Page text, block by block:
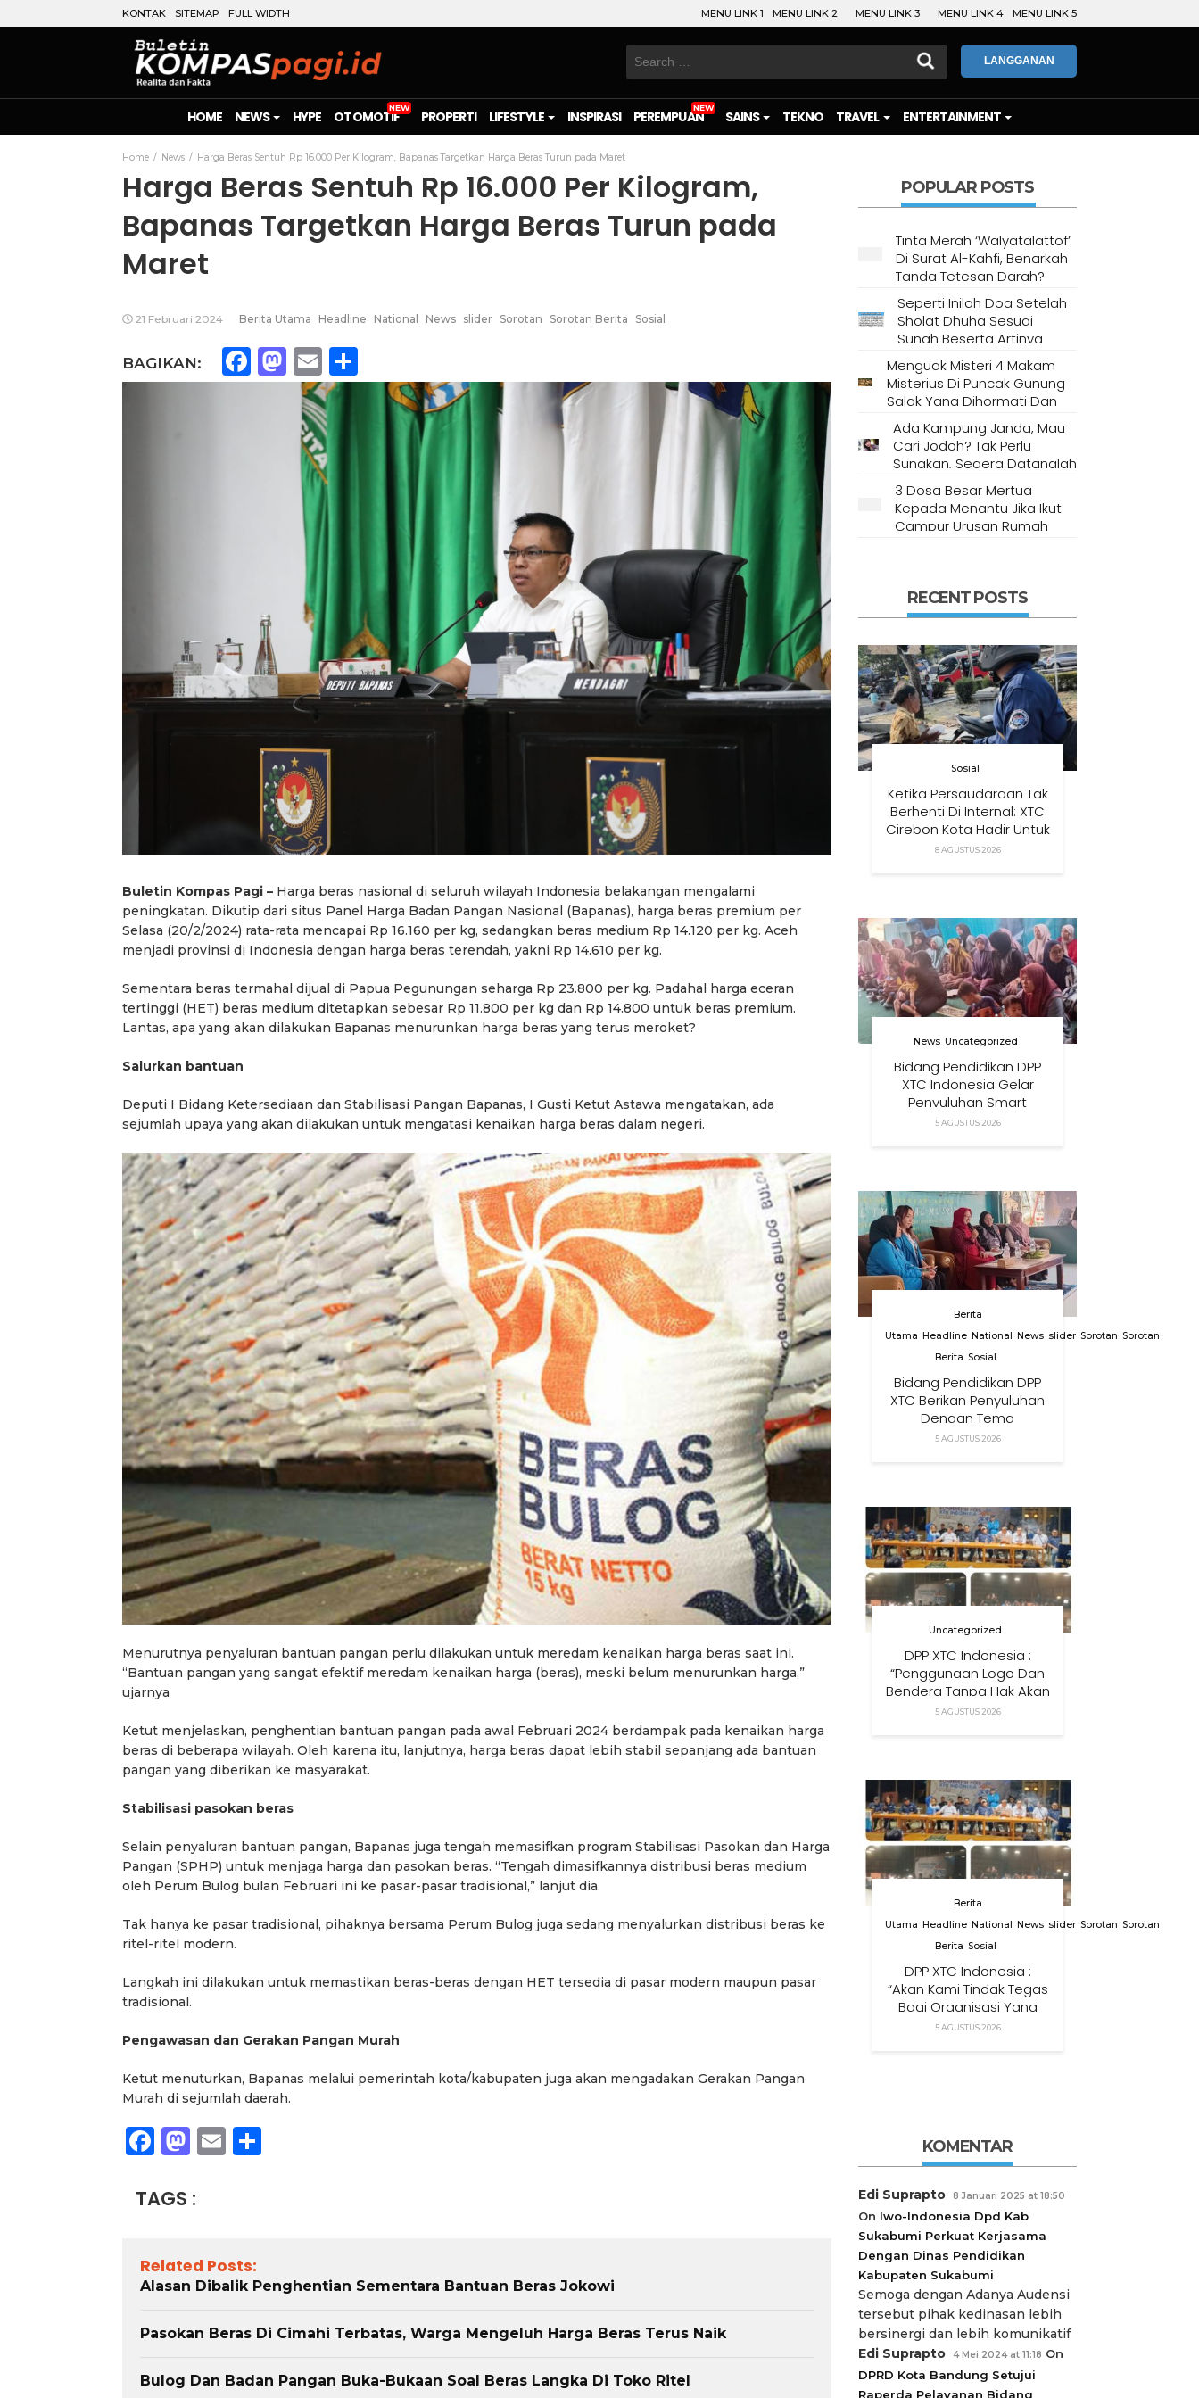
KONTAK SITEMAP FULL WIDTH MENU LINK 1 MENU LINK 2 MENU LINK 3 MENU LINK 4 MENU LINK 5
Search
LANGGANAN
HOME NEWS HYPE OTOMOTIF PROPERTI LIFESTYLE INSPIRASI PEREMPUAN SAINS TEKNO TRAVEL ENTERTAINMENT
Home News Harga Beras Sentuh Rp 16.000 Per Kilogram, Bapanas Targetkan Harga Beras Turun pada Maret
Harga Beras Sentuh Rp 16.000 Per Kilogram,
Bapanas Targetkan Harga Beras Turun pada
Maret
21 Februari 2024 Berita Utama Headline National News slider Sorotan Sorotan Berita Sosial
BAGIKAN: Facebook
Mastodon
Email
Buletin Kompas Pagi – Harga beras nasional di seluruh wilayah Indonesia belakangan mengalami
peningkatan. Dikutip dari situs Panel Harga Badan Pangan Nasional (Bapanas), harga beras premium per
Selasa (20/2/2024) rata-rata mencapai Rp 16.160 per kg, sedangkan beras medium Rp 14.120 per kg. Aceh
menjadi provinsi di Indonesia dengan harga beras terendah, yakni Rp 14.610 per kg.
Sementara beras termahal dijual di Papua Pegunungan seharga Rp 23.800 per kg. Padahal harga eceran
tertinggi (HET) beras medium ditetapkan sebesar Rp 11.800 per kg dan Rp 14.800 untuk beras premium.
Lantas, apa yang akan dilakukan Bapanas menurunkan harga beras yang terus meroket?
Salurkan bantuan
Deputi I Bidang Ketersediaan dan Stabilisasi Pangan Bapanas, I Gusti Ketut Astawa mengatakan, ada
sejumlah upaya yang akan dilakukan untuk mengatasi kenaikan harga beras dalam negeri.
Menurutnya penyaluran bantuan pangan perlu dilakukan untuk meredam kenaikan harga beras saat ini.
“Bantuan pangan yang sangat efektif meredam kenaikan harga (beras), meski belum menurunkan harga,”
ujarnya
Ketut menjelaskan, penghentian bantuan pangan pada awal Februari 2024 berdampak pada kenaikan harga
beras di beberapa wilayah. Oleh karena itu, lanjutnya, harga beras dapat lebih stabil sepanjang ada bantuan
pangan yang diberikan ke masyarakat.
Stabilisasi pasokan beras
Selain penyaluran bantuan pangan, Bapanas juga tengah memasifkan program Stabilisasi Pasokan dan Harga
Pangan (SPHP) untuk menjaga harga dan pasokan beras. “Tengah dimasifkannya distribusi beras medium
oleh Perum Bulog bulan Februari ini ke pasar-pasar tradisional,” lanjut dia.
Tak hanya ke pasar tradisional, pihaknya bersama Perum Bulog juga sedang menyalurkan distribusi beras ke
ritel-ritel modern.
Langkah ini dilakukan untuk memastikan beras-beras dengan HET tersedia di pasar modern maupun pasar
tradisional.
Pengawasan dan Gerakan Pangan Murah
Ketut menuturkan, Bapanas melalui pemerintah kota/kabupaten juga akan mengadakan Gerakan Pangan
Murah di sejumlah daerah.
Facebook
Mastodon
Email
TAGS :
Related Posts:
Alasan Dibalik Penghentian Sementara Bantuan Beras Jokowi
Pasokan Beras Di Cimahi Terbatas, Warga Mengeluh Harga Beras Terus Naik
Bulog Dan Badan Pangan Buka-Bukaan Soal Beras Langka Di Toko Ritel
POPULAR POSTS
Tinta Merah ‘Walyatalattof’
Di Surat Al-Kahfi, Benarkah
Tanda Tetesan Darah?
Seperti Inilah Doa Setelah
Sholat Dhuha Sesuai
Sunah Beserta Artinya
Menguak Misteri 4 Makam
Misterius Di Puncak Gunung
Salak Yang Dihormati Dan
Dianggap Tempat Suci Oleh
Masyarakat Setempat
Ada Kampung Janda, Mau
Cari Jodoh? Tak Perlu
Sungkan, Segera Datanglah
Ke Desa Ini
3 Dosa Besar Mertua
Kepada Menantu Jika Ikut
Campur Urusan Rumah
RECENT POSTS
Sosial
Ketika Persaudaraan Tak
Berhenti Di Internal: XTC
Cirebon Kota Hadir Untuk
Masyarakat
8 AGUSTUS 2026
News Uncategorized
Bidang Pendidikan DPP
XTC Indonesia Gelar
Penyuluhan Smart
Parenting Di Desa
5 AGUSTUS 2026
Berita
Utama
Headline National News slider Sorotan Sorotan
Berita Sosial
Bidang Pendidikan DPP
XTC Berikan Penyuluhan
Dengan Tema
Membangun Peran
5 AGUSTUS 2026
Uncategorized
DPP XTC Indonesia :
“Penggunaan Logo Dan
Bendera Tanpa Hak Akan
Ditindak”
5 AGUSTUS 2026
Berita
Utama
Headline National News slider Sorotan Sorotan
Berita Sosial
DPP XTC Indonesia :
“Akan Kami Tindak Tegas
Bagi Organisasi Yang
Menggunakan Nama,
5 AGUSTUS 2026
KOMENTAR
Edi Suprapto 8 Januari 2025 at 18:50
On Iwo-Indonesia Dpd Kab
Sukabumi Perkuat Kerjasama
Dengan Dinas Pendidikan
Kabupaten Sukabumi
Semoga dengan Adanya Audensi
tersebut pihak kedinasan lebih
bersinergi dan lebih komunikatif
Edi Suprapto
4 Mei 2024 at 11:18 On
DPRD Kota Bandung Setujui
Raperda Pelayanan Bidang